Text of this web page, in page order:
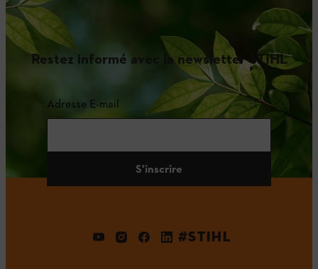
Restez informé avec la newsletter STIHL
Adresse E-mail
S'inscrire
#STIHL